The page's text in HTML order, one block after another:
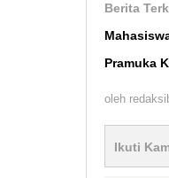
Berita
Pramuka
oleh
Ikuti